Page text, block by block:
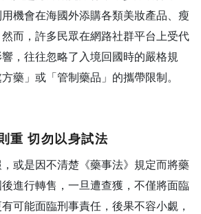
機會在海國外添購各類美妝產品、瘦
而，許多民眾在網路社群平台上受代
，往往忽略了入境回國時的嚴格規
藥」或「管制藥品」的攜帶限制。
重 切勿以身試法
或是因不清楚《藥事法》規定而將藥
進行轉售，一旦遭查獲，不僅將面臨
可能面臨刑事責任，後果不容小覷，